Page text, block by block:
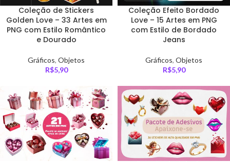
Coleção de Stickers
Golden Love – 33 Artes em
PNG com Estilo Romântico
e Dourado
Gráficos, Objetos
R$5,90
Coleção Efeito Bordado
Love – 15 Artes em PNG
com Estilo de Bordado
Jeans
Gráficos, Objetos
R$5,90